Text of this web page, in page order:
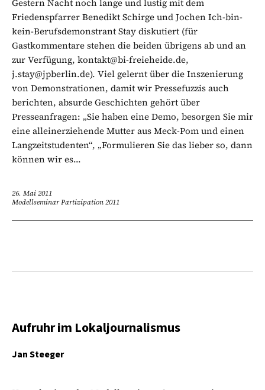
Gestern Nacht noch lange und lustig mit dem
Friedenspfarrer Benedikt Schirge und Jochen Ich-bin-
kein-Berufsdemonstrant Stay diskutiert (für
Gastkommentare stehen die beiden übrigens ab und an
zur Verfügung, kontakt@bi-freieheide.de,
j.stay@jpberlin.de). Viel gelernt über die Inszenierung
von Demonstrationen, damit wir Pressefuzzis auch
berichten, absurde Geschichten gehört über
Presseanfragen: „Sie haben eine Demo, besorgen Sie mir
eine alleinerziehende Mutter aus Meck-Pom und einen
Langzeitstudenten“, „Formulieren Sie das lieber so, dann
können wir es...
26. Mai 2011
Modellseminar Partizipation 2011
Aufruhr im Lokaljournalismus
Jan Steeger